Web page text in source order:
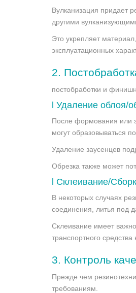
Вулканизация придает
другими
Это укрепляет
эксплуатационных
2.
постобработки и
Удаление облоя/
После формования или
могут образовываться
Удаление заусенцев
Обрезка также может
Склеивание/
В некоторых случаях
соединения, литья под
Склеивание имеет
транспортного
3. Контроль
Прежде чем
требованиям.